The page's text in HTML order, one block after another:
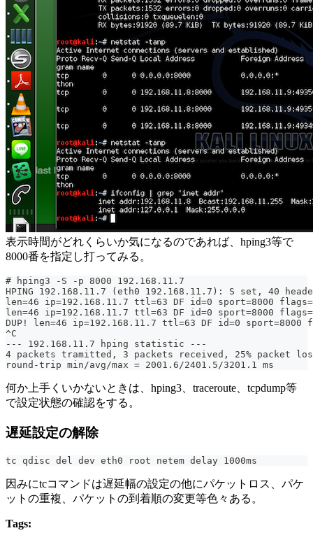
表示時間がどれくらいか気になるのであれば、hping3等で
8000番を指定し打ってみる。
# hping3 -S -p 8000 192.168.11.7
HPING 192.168.11.7 (eth0 192.168.11.7): S set, 40
len=46 ip=192.168.11.7 ttl=63 DF id=0 sport=8000
len=46 ip=192.168.11.7 ttl=63 DF id=0 sport=8000
DUP! len=46 ip=192.168.11.7 ttl=63 DF id=0 sport=8000
^C
--- 192.168.11.7 hping statistic ---
4 packets tramitted, 3 packets received, 25% packet
round-trip min/avg/max = 2001.6/2401.5/3201.1 ms
何か上手くいかないときは、hping3、traceroute、tcpdump等
で設定状態の確認をする。
遅延設定の解除
tc qdisc del dev eth0 root netem delay 1000ms
因みにtcコマンドは遅延幅の設定の他にパケットロス、パケ
ットの重複、パケットの到着順の変更等色々ある。
Tags: